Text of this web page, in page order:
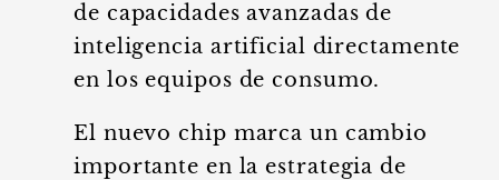
de capacidades avanzadas de
inteligencia artificial directamente
en los equipos de consumo.
El nuevo chip marca un cambio
importante en la estrategia de